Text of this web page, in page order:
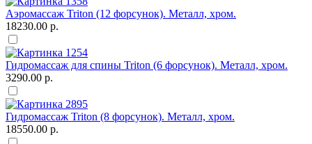
Аэромассаж Triton (12 форсунок). Металл, хром.
18230.00 р.
Гидромассаж для спины Triton (6 форсунок). Металл, хром.
3290.00 р.
Гидромассаж Triton (8 форсунок). Металл, хром.
18550.00 р.